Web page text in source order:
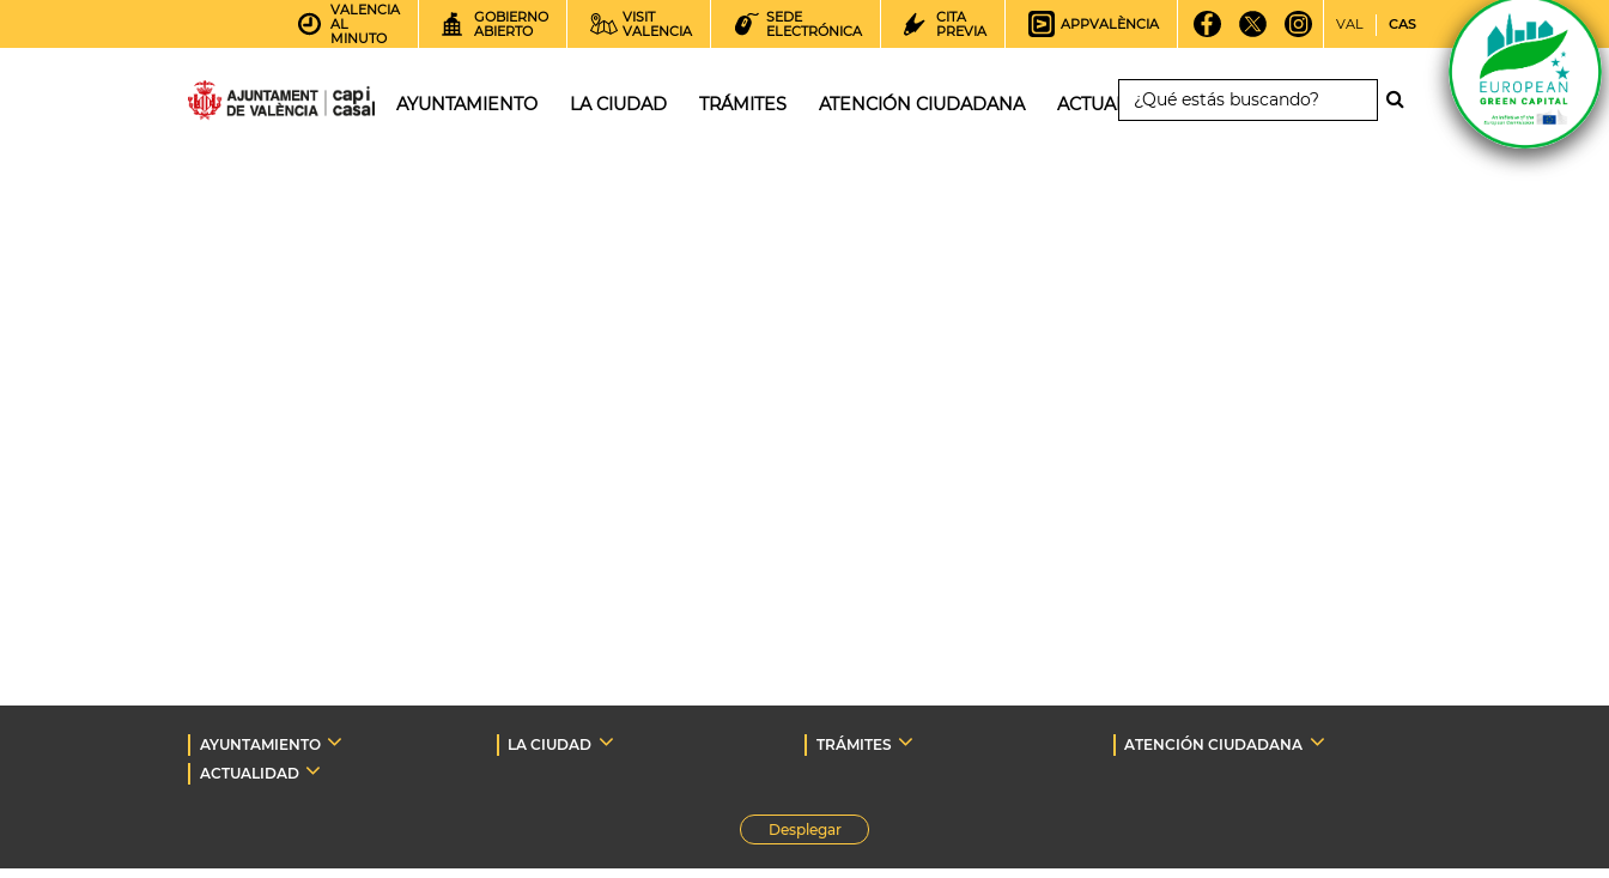
VALENCIA
AL
MINUTO
GOBIERNO
ABIERTO
VISIT
VALENCIA
SEDE
ELECTRÓNICA
CITA
PREVIA
APPVALÈNCIA VAL CAS
AYUNTAMIENTO LA CIUDAD TRÁMITES ATENCIÓN CIUDADANA ACTUALIDAD
AYUNTAMIENTO LA CIUDAD TRÁMITES
ATENCIÓN CIUDADANA
ACTUALIDAD
Desplegar